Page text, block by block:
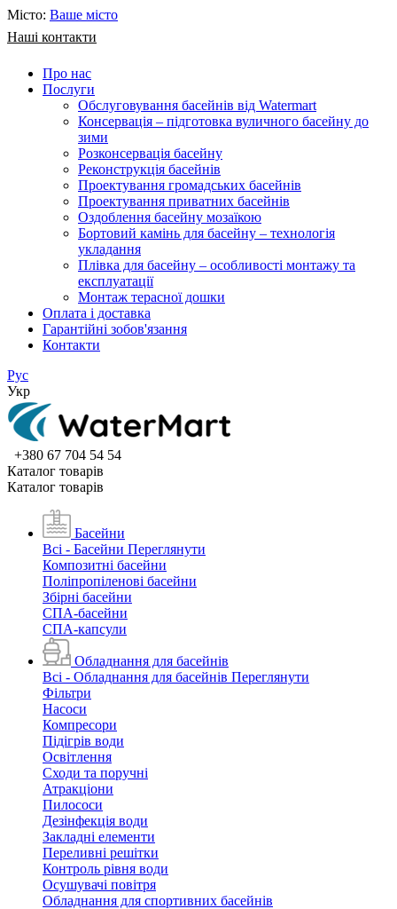
Місто: Ваше місто
Наші контакти
Про нас
Послуги
Обслуговування басейнів від Watermart
Консервація – підготовка вуличного басейну до
зими
Розконсервація басейну
Реконструкція басейнів
Проектування громадських басейнів
Проектування приватних басейнів
Оздоблення басейну мозаїкою
Бортовий камінь для басейну – технологія
укладання
Плівка для басейну – особливості монтажу та
експлуатації
Монтаж терасної дошки
Оплата і доставка
Гарантійні зобов'язання
Контакти
Рус
Укр
+380 67 704 54 54
Каталог товарiв
Каталог товарiв
Басейни
Всі - Басейни Переглянути
Композитні басейни
Поліпропіленові басейни
Збірні басейни
СПА-басейни
СПА-капсули
Обладнання для басейнів
Всі - Обладнання для басейнів Переглянути
Фільтри
Насоси
Компресори
Підігрів води
Освітлення
Сходи та поручні
Атракціони
Пилососи
Дезінфекція води
Закладні елементи
Переливні решітки
Контроль рівня води
Осушувачі повітря
Обладнання для спортивних басейнів